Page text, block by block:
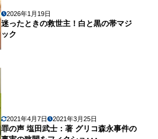
2026年1月19日
迷ったときの救世主！白と黒の帯マジ
ック
2021年4月7日 2021年3月25日
罪の声 塩田武士：著 グリコ森永事件の